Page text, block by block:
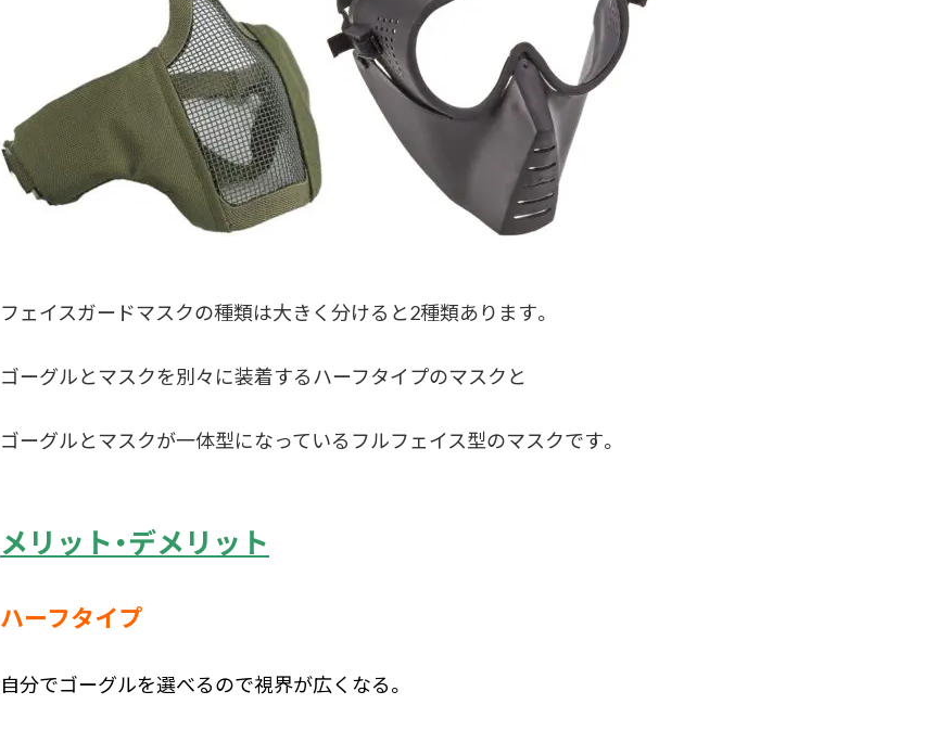
フェイスガードマスクの種類は大きく分けると2種類あります。
ゴーグルとマスクを別々に装着するハーフタイプのマスクと
ゴーグルとマスクが一体型になっているフルフェイス型のマスクです。
メリット・デメリット
ハーフタイプ
自分でゴーグルを選べるので視界が広くなる。